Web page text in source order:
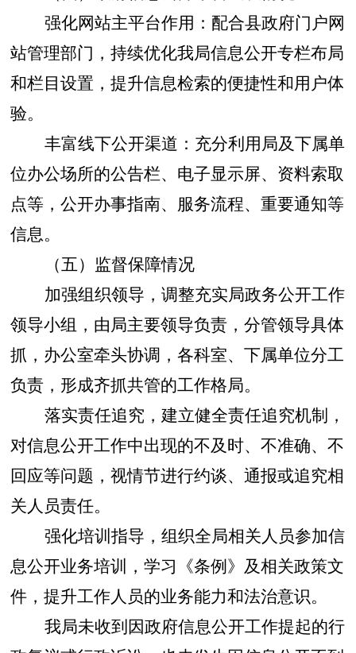
强化网站主平台作用：配合县政府门户网
站管理部门，持续优化我局信息公开专栏布局
和栏目设置，提升信息检索的便捷性和用户体
验。
丰富线下公开渠道：充分利用局及下属单
位办公场所的公告栏、电子显示屏、资料索取
点等，公开办事指南、服务流程、重要通知等
信息。
（五）监督保障情况
加强组织领导 ， 调整充实局政务公开工作
领导小组，由局主要领导负责，分管领导具体
抓，办公室牵头协调，各科室、下属单位分工
负责，形成齐抓共管的工作格局。
落实责任追究 ， 建立健全责任追究机制，
对信息公开工作中出现的不及时、不准确、不
回应等问题，视情节进行约谈、通报或追究相
关人员责任。
强化培训指导 ， 组织全局相关人员参加信
息公开业务培训，学习《条例》及相关政策文
件，提升工作人员的业务能力和法治意识。
我局未收到因政府信息公开工作提起的行